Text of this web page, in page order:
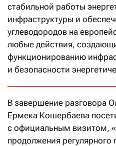
стабильной работы
инфраструктуры и
углеводородов на
любые действия,
функционированию
и безопасности
В завершение разговора
Ермека Кошербаева
с официальным визитом,
продолжения регулярного